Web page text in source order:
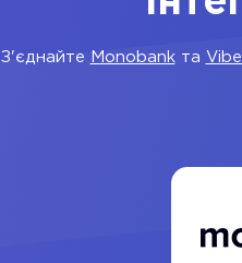
З'єднайте Monobankта